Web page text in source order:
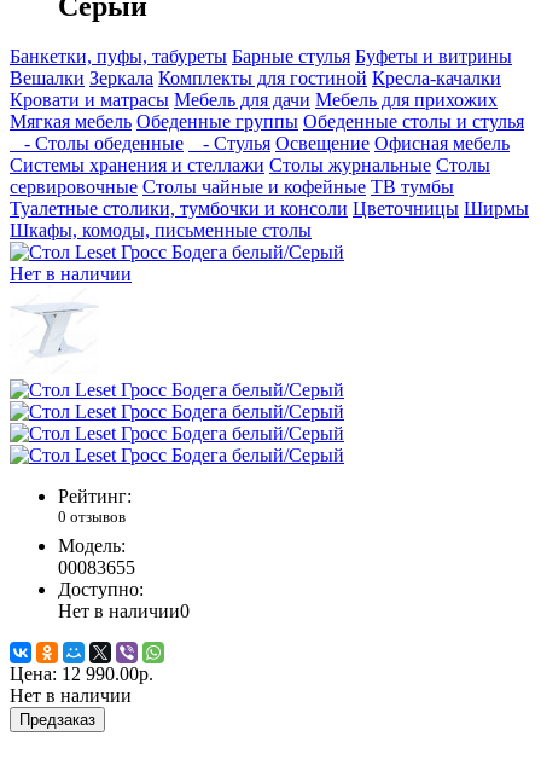
Банкетки, пуфы, табуреты Барные стулья Буфеты и витрины
Вешалки Зеркала Комплекты для гостиной Кресла-качалки
Кровати и матрасы Мебель для дачи Мебель для прихожих
Мягкая мебель Обеденные группы Обеденные столы и стулья
- Столы обеденные
- Стулья Освещение Офисная мебель
Системы хранения и стеллажи Столы журнальные Столы
сервировочные Столы чайные и кофейные ТВ тумбы
Туалетные столики, тумбочки и консоли Цветочницы Ширмы
Шкафы, комоды, письменные столы
Нет в наличии
Рейтинг:
0 отзывов
Модель:
00083655
Доступно:
Нет в наличии0
Цена: 12 990.00р.
Нет в наличии
Предзаказ